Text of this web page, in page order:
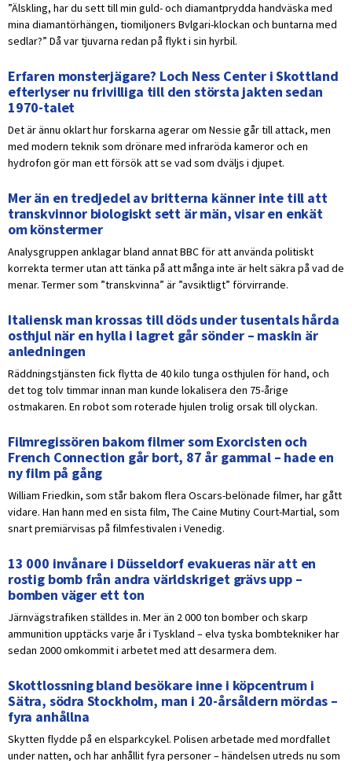
”Älskling, har du sett till min guld- och diamantprydda handväska med
mina diamantörhängen, tiomiljoners Bvlgari-klockan och buntarna med
sedlar?” Då var tjuvarna redan på flykt i sin hyrbil.
Erfaren monsterjägare? Loch Ness Center i Skottland
efterlyser nu frivilliga till den största jakten sedan
1970-talet
Det är ännu oklart hur forskarna agerar om Nessie går till attack, men
med modern teknik som drönare med infraröda kameror och en
hydrofon gör man ett försök att se vad som dväljs i djupet.
Mer än en tredjedel av britterna känner inte till att
transkvinnor biologiskt sett är män, visar en enkät
om könstermer
Analysgruppen anklagar bland annat BBC för att använda politiskt
korrekta termer utan att tänka på att många inte är helt säkra på vad de
menar. Termer som ”transkvinna” är ”avsiktligt” förvirrande.
Italiensk man krossas till döds under tusentals hårda
osthjul när en hylla i lagret går sönder – maskin är
anledningen
Räddningstjänsten fick flytta de 40 kilo tunga osthjulen för hand, och
det tog tolv timmar innan man kunde lokalisera den 75-årige
ostmakaren. En robot som roterade hjulen trolig orsak till olyckan.
Filmregissören bakom filmer som Exorcisten och
French Connection går bort, 87 år gammal – hade en
ny film på gång
William Friedkin, som står bakom flera Oscars-belönade filmer, har gått
vidare. Han hann med en sista film, The Caine Mutiny Court-Martial, som
snart premiärvisas på filmfestivalen i Venedig.
13 000 invånare i Düsseldorf evakueras när att en
rostig bomb från andra världskriget grävs upp –
bomben väger ett ton
Järnvägstrafiken ställdes in. Mer än 2 000 ton bomber och skarp
ammunition upptäcks varje år i Tyskland – elva tyska bombtekniker har
sedan 2000 omkommit i arbetet med att desarmera dem.
Skottlossning bland besökare inne i köpcentrum i
Sätra, södra Stockholm, man i 20-årsåldern mördas –
fyra anhållna
Skytten flydde på en elsparkcykel. Polisen arbetade med mordfallet
under natten, och har anhållit fyra personer – händelsen utreds nu som